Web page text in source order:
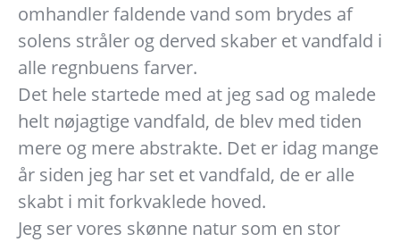
omhandler faldende vand som brydes af
solens stråler og derved skaber et vandfald i
alle regnbuens farver.
Det hele startede med at jeg sad og malede
helt nøjagtige vandfald, de blev med tiden
mere og mere abstrakte. Det er idag mange
år siden jeg har set et vandfald, de er alle
skabt i mit forkvaklede hoved.
Jeg ser vores skønne natur som en stor